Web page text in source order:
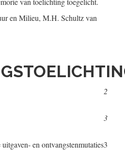
en Milieu, M.H. Schultz van
2
3
en ontvangstenmutaties3